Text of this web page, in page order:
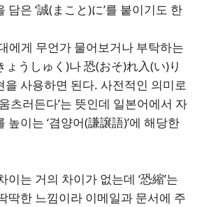
담은 ‘誠(まこと)に’를 붙이기도 한
에게 무언가 물어보거나 부탁하는
ょうしゅく)나 恐(おそ)れ入(い)り
을 사용하면 된다. 사전적인 의미로
츠러든다’는 뜻인데 일본어에서 자
높이는 ‘겸양어(謙譲語)’에 해당한
이는 거의 차이가 없는데 ‘恐縮’는
딱한 느낌이라 이메일과 문서에 주